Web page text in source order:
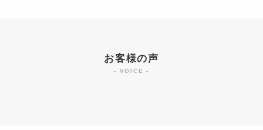
お客様の声
- VOICE -